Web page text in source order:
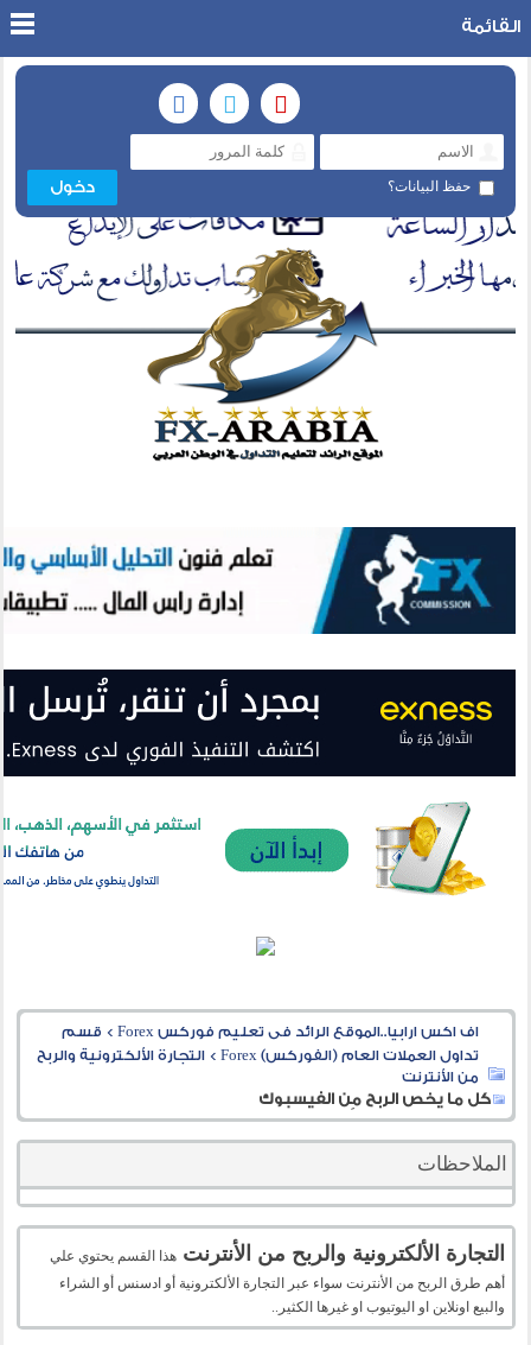
حفظ البيانات؟
القائمة
اف اكس ارابيا..الموقع الرائد فى تعليم فوركس Forex > قسم
تداول العملات العام (الفوركس) Forex
>التجارة الألكترونية والربح
من الأنترنت
كل ما يخص الربح مِن الفيسبوك
الملاحظات
التجارة الألكترونية والربح من الأنترنت هذا القسم يحتوي علي
أهم طرق الربح من الأنترنت سواء عبر التجارة الألكترونية أو ادسنس أو الشراء
والبيع اونلاين او اليوتيوب او غيرها الكثير..